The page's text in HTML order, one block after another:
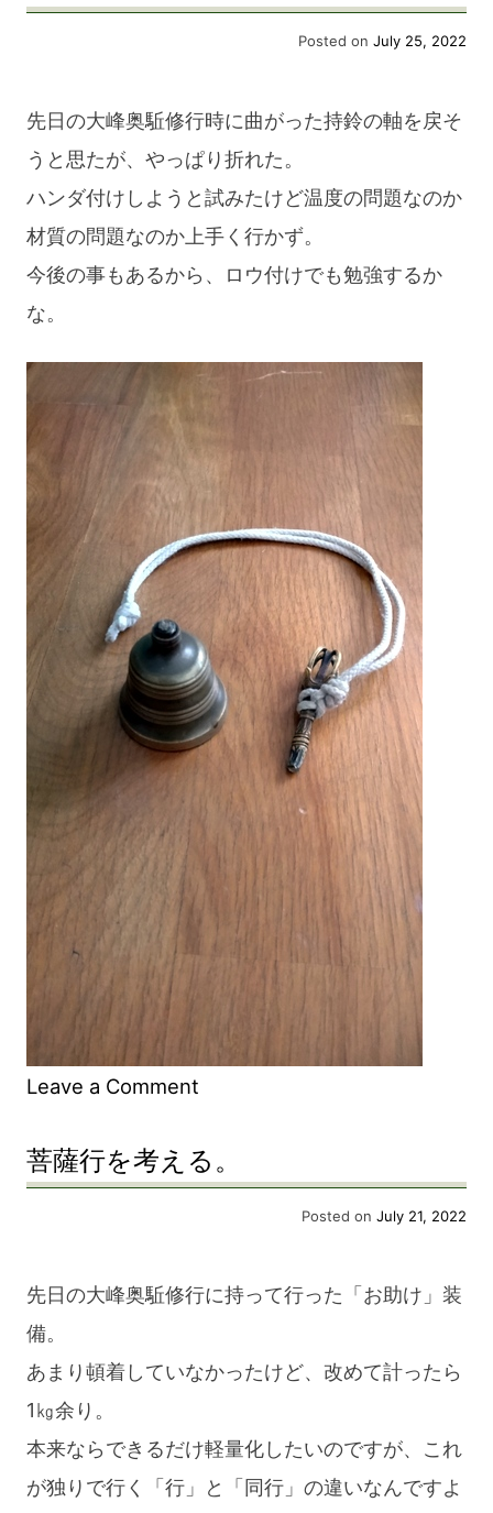
完
了。
Posted on July 25, 2022
先日の大峰奥駈修行時に曲がった持鈴の軸を戻そ
うと思たが、やっぱり折れた。
ハンダ付けしようと試みたけど温度の問題なのか
材質の問題なのか上手く行かず。
今後の事もあるから、ロウ付けでも勉強するか
な。
Leave a Comment
鈴。
菩薩行を考える。
Posted on July 21, 2022
先日の大峰奥駈修行に持って行った「お助け」装
備。
あまり頓着していなかったけど、改めて計ったら
1㎏余り。
本来ならできるだけ軽量化したいのですが、これ
が独りで行く「行」と「同行」の違いなんですよ